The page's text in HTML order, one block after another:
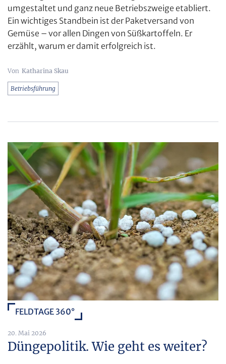
umgestaltet und ganz neue Betriebszweige etabliert.
Ein wichtiges Standbein ist der Paketversand von
Gemüse – vor allen Dingen von Süßkartoffeln. Er
erzählt, warum er damit erfolgreich ist.
Katharina Skau
Betriebsführung
FELDTAGE 360°
20. Mai 2026
Düngepolitik. Wie geht es weiter?